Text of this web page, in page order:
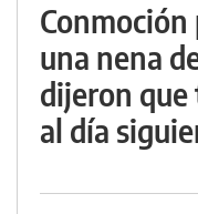
una nena
dijeron
al día